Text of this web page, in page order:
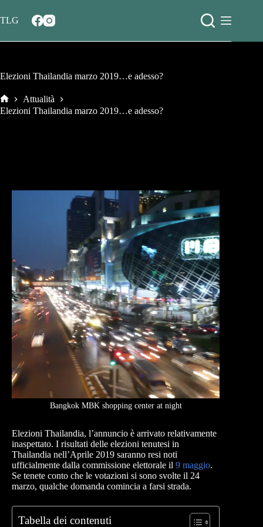
al
contenuto
TLG
Elezioni Thailandia marzo 2019…e adesso?
Home
Attualità
Elezioni Thailandia marzo 2019…e adesso?
Bangkok MBK shopping center at night
Elezioni Thailandia, l’annuncio è arrivato relativamente
inaspettato. I risultati delle elezioni tenutesi in
Thailandia nell’Aprile 2019 saranno resi noti
ufficialmente dalla commissione elettorale il 9 maggio.
Se tenete conto che le votazioni si sono svolte il 24
marzo, qualche domanda comincia a farsi strada.
Tabella dei contenuti